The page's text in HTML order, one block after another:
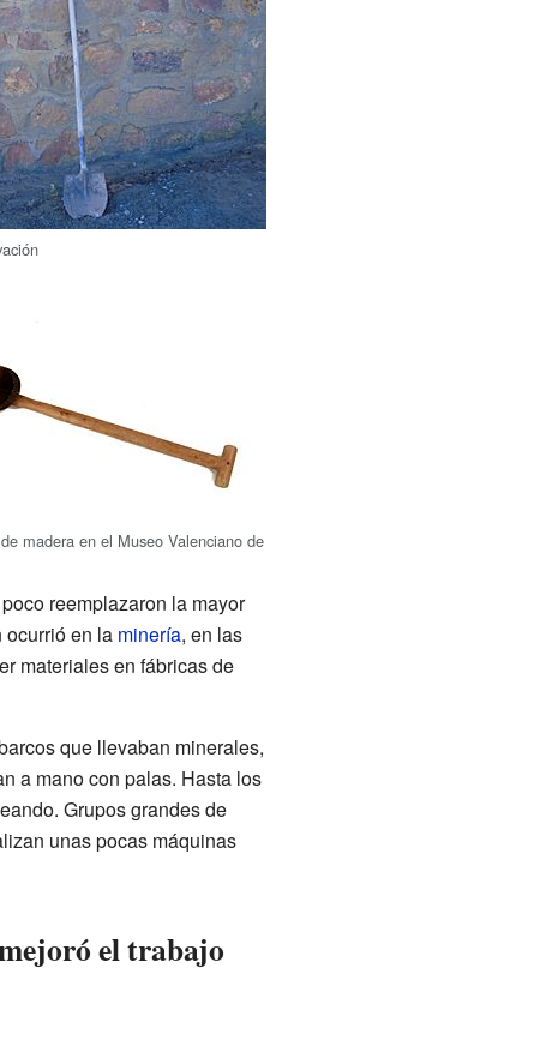
madera en el Museo Valenciano de
reemplazaron la mayor
ocurrió en la minería, en las
materiales en fábricas de
que llevaban minerales,
a mano con palas. Hasta los
Grupos grandes de
unas pocas máquinas
el trabajo